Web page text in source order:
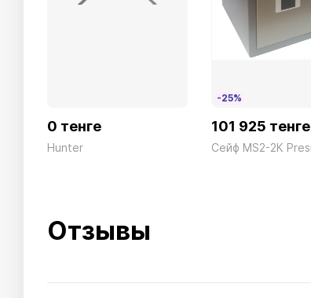
0 тенге
Hunter
-25%
101 925 тенге
Отзывы